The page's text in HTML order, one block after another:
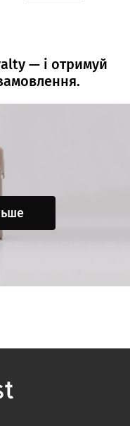
— і отримуй